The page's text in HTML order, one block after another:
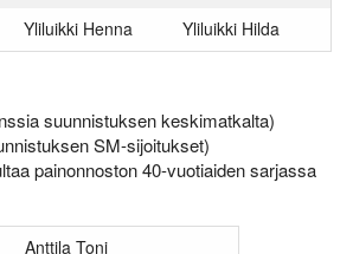
Yliluikki Henna Yliluikki Hilda
suunnistuksen keskimatkalta)
SM-sijoitukset)
painonnoston 40-vuotiaiden sarjassa
Anttila Toni